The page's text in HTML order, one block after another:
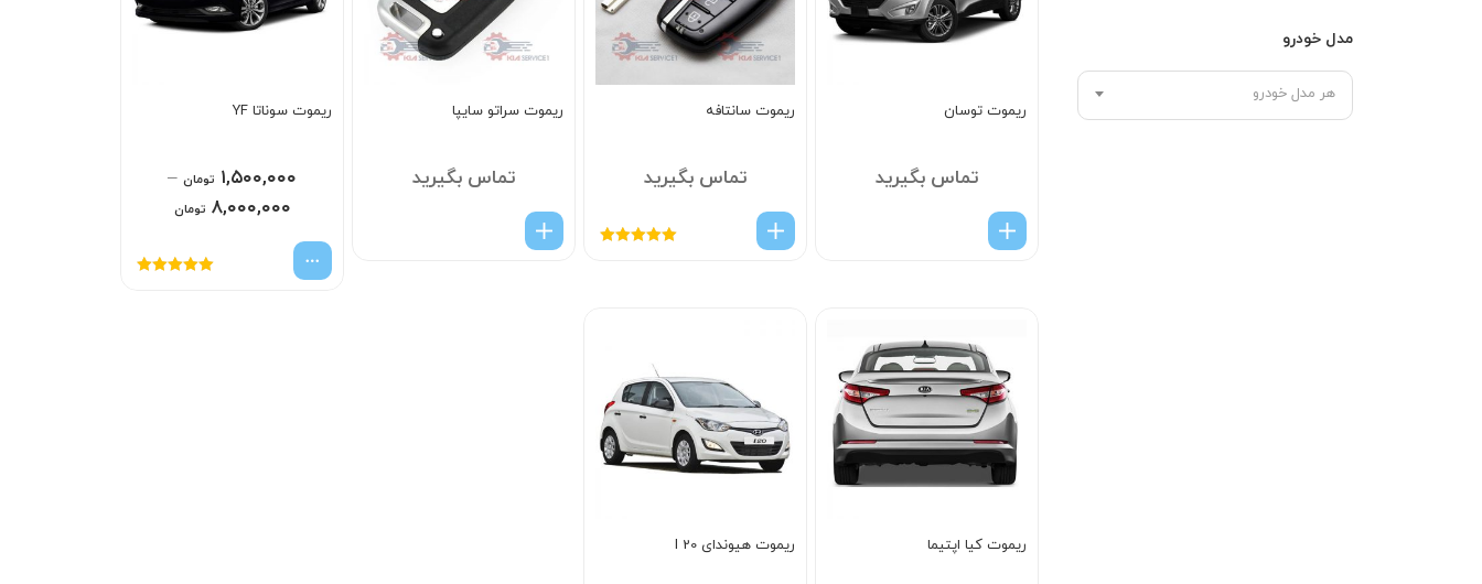
مدل خودرو
هر مدل خودرو
ریموت توسان
تماس بگیرید
ریموت سانتافه
تماس بگیرید
ریموت سراتو سایپا
تماس بگیرید
ریموت سوناتا YF
۱,۵۰۰,۰۰۰ تومان –
۸,۰۰۰,۰۰۰ تومان
ریموت کیا اپتیما ریموت هیوندای I 20